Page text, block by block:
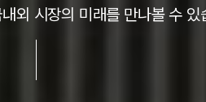
외 시장의 미래를 만나볼 수 있